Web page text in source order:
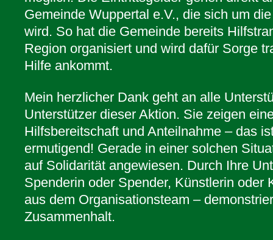
Gemeinde Wuppertal e.V., die sich um
wird. So hat die Gemeinde bereits
Region organisiert und wird dafür Sorge
Hilfe ankommt.
Mein herzlicher Dank geht an alle
Unterstützer dieser Aktion. Sie zeigen
Hilfsbereitschaft und Anteilnahme – das
ermutigend! Gerade in einer solchen
auf Solidarität angewiesen. Durch Ihre
Spenderin oder Spender, Künstlerin oder
aus dem Organisationsteam –
Zusammenhalt.